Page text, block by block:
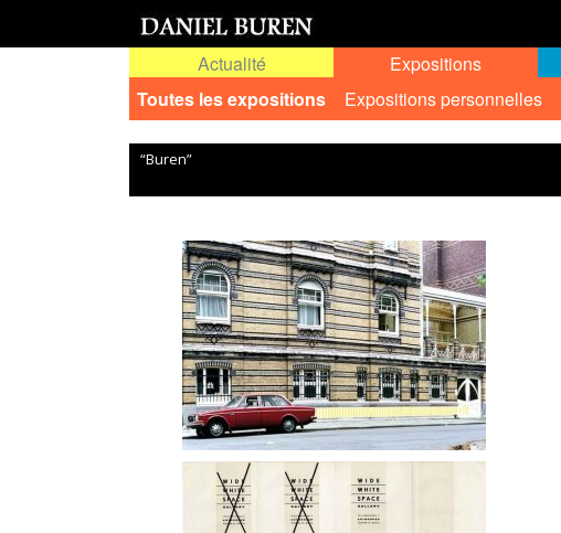
Actualité
Expositions
Toutes les expositions
Expositions personnelles
“Buren”